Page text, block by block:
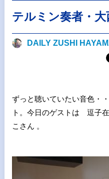
テルミン奏者・
DAILY ZUSHI
ずっと聴いていたい音色・
ト。今日のゲストは 逗子
こさん 。